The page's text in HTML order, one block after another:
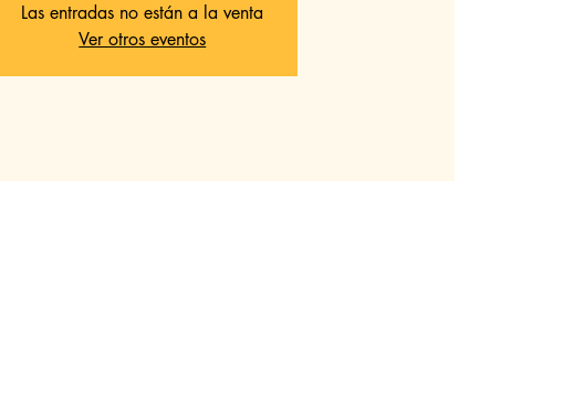
Las entradas no están a la venta
Ver otros eventos